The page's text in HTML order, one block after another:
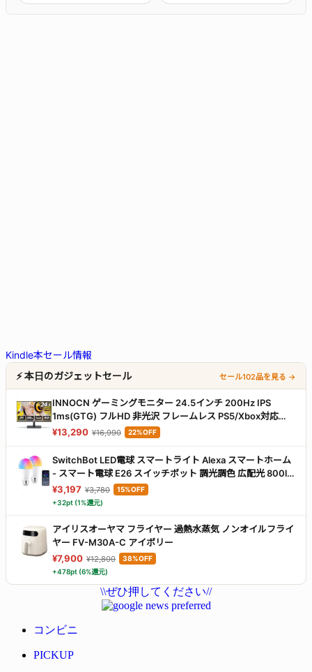
Kindle本セール情報
⚡ 本日のガジェットセール
セール102品を見る →
INNOCN ゲーミングモニター 24.5インチ 200Hz IPS
1ms(GTG) フルHD 非光沢 フレームレス PS5/Xbox対応
Adaptive-Sync VESA100×100 HDMI2.0/DP1.4接続
¥13,290 ¥16,990 22%OFF
SwitchBot LED電球 スマートライト Alexa スマートホーム
- スマート電球 E26 スイッチボット 調光調色 広配光 800lm
60W形相当 電球色・昼白色対応 RGBCWマルチカラー
1600万色 間接照明 Google Home IFTTT イフト Siri
SmartThings に対応(2個パック)
¥3,197 ¥3,780
15%OFF
+32pt (1%還元)
アイリスオーヤマ フライヤー 過熱水蒸気 ノンオイルフライ
ヤー FV-M30A-C アイボリー
¥7,900 ¥12,800
38%OFF
+478pt (6%還元)
\\ぜひ押してください//
コンビニ
PICKUP